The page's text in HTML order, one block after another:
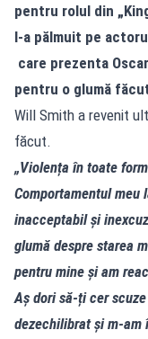
pentru rolul din
l-a pălmuit pe
care prezenta
pentru o glumă
Will Smith a revenit
făcut.
„Violența în toate
Comportamentul meu
inacceptabil și
glumă despre starea
pentru mine și am
Aș dori să-ți cer
dezechilibrat și m-am